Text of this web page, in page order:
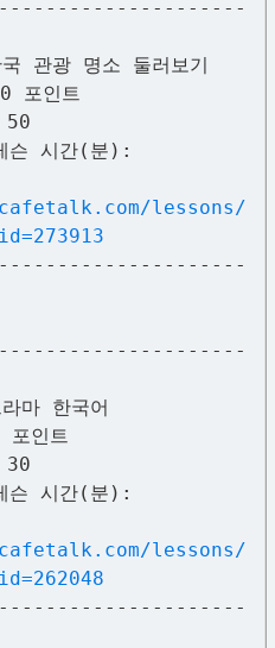
관광 명소 둘러보기
포인트
슨 시간(분):
lessons/
마 한국어
인트
슨 시간(분):
lessons/